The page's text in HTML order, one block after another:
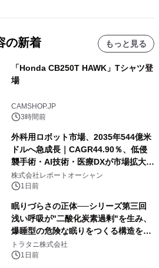
の新着 もっと見る
「Honda CB250T HAWK」Tシャツ登
場
CAMSHOP.JP
3時間前
外科用ロボット市場、2035年544億米
ドルへ急成長｜CAGR44.90％、低侵
襲手術・AI技術・医療DXが市場拡大を
牽引
株式会社レポートオーシャン
1日前
眠りづらさの正体──シリーズ第三回
浅い呼吸が"二酸化炭素過剰"を生み、
爆睡型の危険な眠りをつくる構造を解
説
トラタニ株式会社
1日前